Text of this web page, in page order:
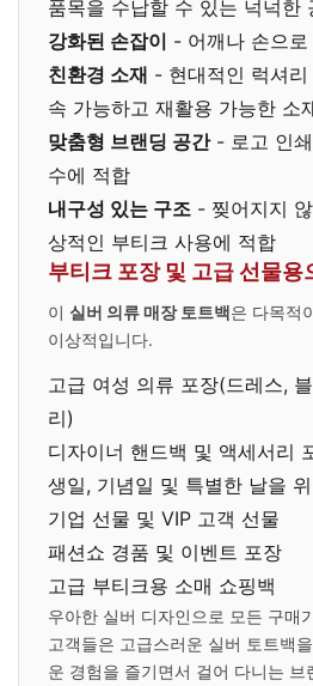
품목을 수납할 수 있는 넉넉한
강화된 손잡이 - 어깨나 손으
친환경 소재 - 현대적인 럭셔
속 가능하고 재활용 가능한 소
맞춤형 브랜딩 공간- 로고 인
수에 적합
내구성 있는 구조 - 찢어지지
상적인 부티크 사용에 적합
부티크 포장 및 고급 선물용
이 실버 의류 매장 토트백은 다목적
이상적입니다.
고급 여성 의류 포장(드레스,
리)
디자이너 핸드백 및 액세서리
생일, 기념일 및 특별한 날을
기업 선물 및 VIP 고객 선물
패션쇼 경품 및 이벤트 포장
고급 부티크용 소매 쇼핑백
우아한 실버 디자인으로 모든 구매
고객들은 고급스러운 실버 토트백
운 경험을 즐기면서 걸어 다니는 브